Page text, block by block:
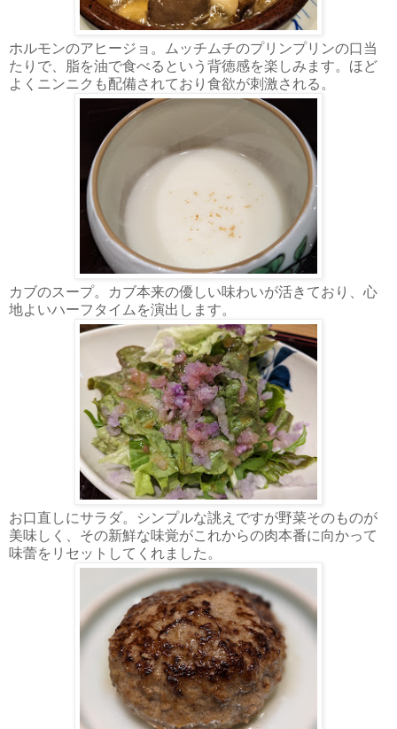
ホルモンのアヒージョ。ムッチムチのプリンプリンの口当
たりで、脂を油で食べるという背徳感を楽しみます。ほど
よくニンニクも配備されており食欲が刺激される。
カブのスープ。カブ本来の優しい味わいが活きており、心
地よいハーフタイムを演出します。
お口直しにサラダ。シンプルな誂えですが野菜そのものが
美味しく、その新鮮な味覚がこれからの肉本番に向かって
味蕾をリセットしてくれました。